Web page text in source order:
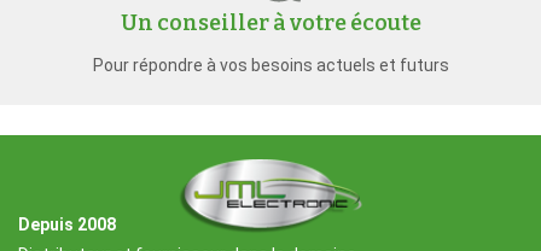
Un conseiller à votre écoute
Pour répondre à vos besoins actuels et futurs
Depuis 2008